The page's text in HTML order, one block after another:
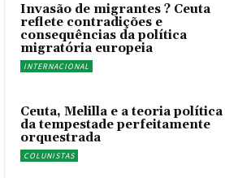
Invasão de migrantes ? Ceuta
reflete contradições e
consequências da política
migratória europeia
INTERNACIONAL
Ceuta, Melilla e a teoria política
da tempestade perfeitamente
orquestrada
COLUNISTAS